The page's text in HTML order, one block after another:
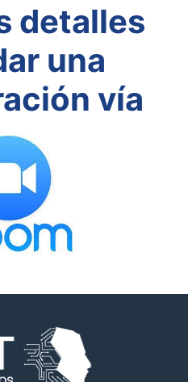
detalles
una
vía